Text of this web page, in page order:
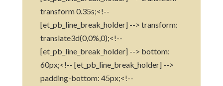
transform 0.35s;<!--
[et_pb_line_break_holder] --> transform:
translate3d(0,0%,0);<!--
[et_pb_line_break_holder] --> bottom:
60px;<!-- [et_pb_line_break_holder] -->
padding-bottom: 45px;<!--